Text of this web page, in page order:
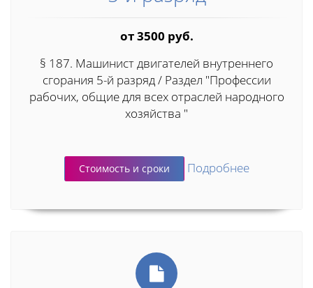
от 3500 руб.
§ 187. Машинист двигателей внутреннего
сгорания 5-й разряд / Раздел "Профессии
рабочих, общие для всех отраслей народного
хозяйства "
Стоимость и сроки Подробнее